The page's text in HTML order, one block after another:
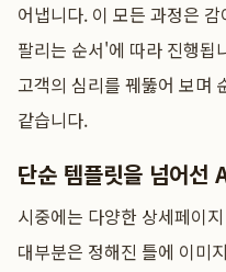
어냅니다. 이 모든 과정은
팔리는 순서'에 따라 진행됩
고객의 심리를 꿰뚫어 보며
같습니다.
단순 템플릿을 넘어선
시중에는 다양한 상세페이
대부분은 정해진 틀에 이미